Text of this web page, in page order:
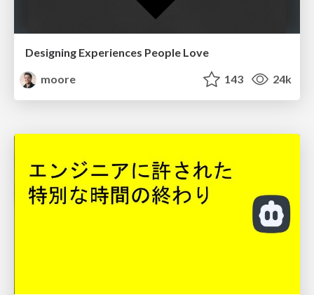
Designing Experiences People Love
moore
143 24k